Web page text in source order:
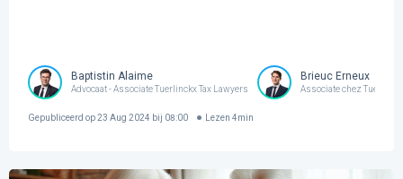
Baptistin Alaime
Advocaat - Associate Tuerlinckx Tax Lawyers
Brieuc Erneux
Associate chez
Gepubliceerd op23 Aug 2024 bij 08:00 Lezen 4min